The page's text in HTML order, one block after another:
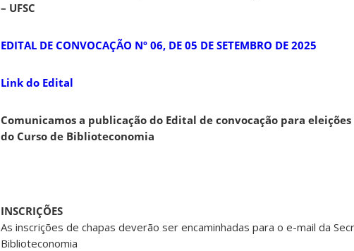
– UFSC
EDITAL DE CONVOCAÇÃO Nº 06, DE 05 DE SETEMBRO DE 2025
Link do Edital
Comunicamos a publicação do Edital de convocação para
do Curso de Biblioteconomia
INSCRIÇÕES
As inscrições de chapas deverão ser encaminhadas para o e-mail da
Biblioteconomia